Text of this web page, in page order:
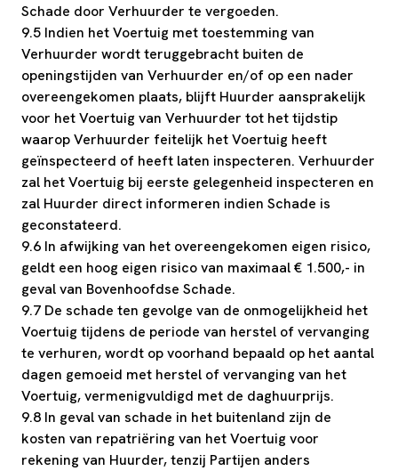
Schade door Verhuurder te vergoeden.
9.5 Indien het Voertuig met toestemming van
Verhuurder wordt teruggebracht buiten de
openingstijden van Verhuurder en/of op een nader
overeengekomen plaats, blijft Huurder aansprakelijk
voor het Voertuig van Verhuurder tot het tijdstip
waarop Verhuurder feitelijk het Voertuig heeft
geïnspecteerd of heeft laten inspecteren. Verhuurder
zal het Voertuig bij eerste gelegenheid inspecteren en
zal Huurder direct informeren indien Schade is
geconstateerd.
9.6 In afwijking van het overeengekomen eigen risico,
geldt een hoog eigen risico van maximaal € 1.500,- in
geval van Bovenhoofdse Schade.
9.7 De schade ten gevolge van de onmogelijkheid het
Voertuig tijdens de periode van herstel of vervanging
te verhuren, wordt op voorhand bepaald op het aantal
dagen gemoeid met herstel of vervanging van het
Voertuig, vermenigvuldigd met de daghuurprijs.
9.8 In geval van schade in het buitenland zijn de
kosten van repatriëring van het Voertuig voor
rekening van Huurder, tenzij Partijen anders